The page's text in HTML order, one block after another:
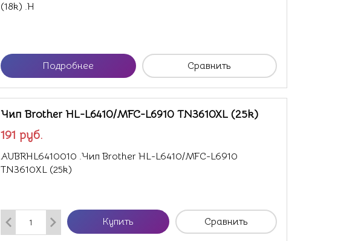
(18k) .H
Подробнее Сравнить
191 руб.
Чип Brother HL-L6410/MFC-L6910 TN3610XL (25k)
AUBRHL6410010 .Чип Brother HL-L6410/MFC-L6910
TN3610XL (25k)
Купить Сравнить